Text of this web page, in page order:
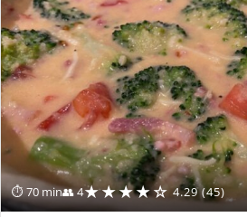
⏱ 70 min👥 4★★★★☆ 4.29 (45)